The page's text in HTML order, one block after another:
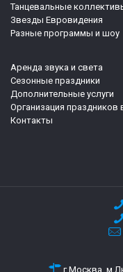
Танцевальные
Звезды Евровидения
Разные программы и шоу
Аренда звука и света
Сезонные праздники
Дополнительные услуги
Организация праздников
Контакты
г.Москва,